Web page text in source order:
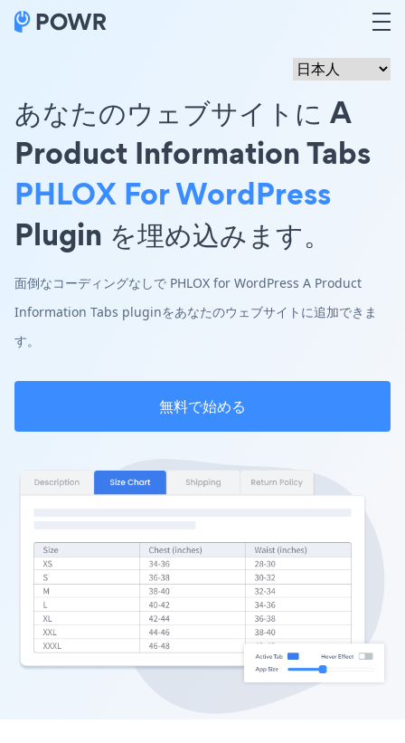
あなたのウェブサイトに A
Product Information Tabs
PHLOX For WordPress
Plugin を埋め込みます。
面倒なコーディングなしで PHLOX for WordPress A Product
Information Tabs pluginをあなたのウェブサイトに追加できま
す。
無料で始める